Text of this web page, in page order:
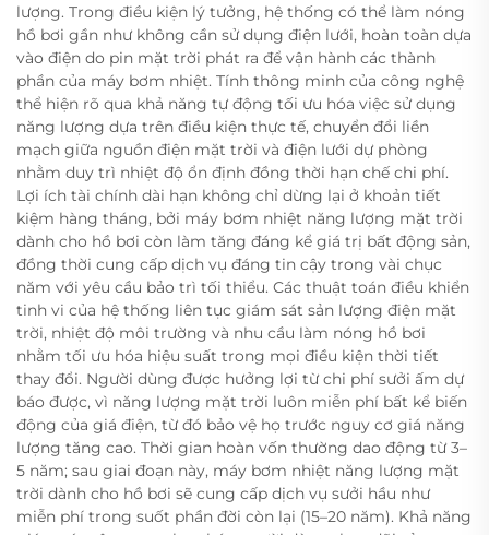
lượng. Trong điều kiện lý tưởng, hệ thống có thể làm nóng
hồ bơi gần như không cần sử dụng điện lưới, hoàn toàn dựa
vào điện do pin mặt trời phát ra để vận hành các thành
phần của máy bơm nhiệt. Tính thông minh của công nghệ
thể hiện rõ qua khả năng tự động tối ưu hóa việc sử dụng
năng lượng dựa trên điều kiện thực tế, chuyển đổi liền
mạch giữa nguồn điện mặt trời và điện lưới dự phòng
nhằm duy trì nhiệt độ ổn định đồng thời hạn chế chi phí.
Lợi ích tài chính dài hạn không chỉ dừng lại ở khoản tiết
kiệm hàng tháng, bởi máy bơm nhiệt năng lượng mặt trời
dành cho hồ bơi còn làm tăng đáng kể giá trị bất động sản,
đồng thời cung cấp dịch vụ đáng tin cậy trong vài chục
năm với yêu cầu bảo trì tối thiểu. Các thuật toán điều khiển
tinh vi của hệ thống liên tục giám sát sản lượng điện mặt
trời, nhiệt độ môi trường và nhu cầu làm nóng hồ bơi
nhằm tối ưu hóa hiệu suất trong mọi điều kiện thời tiết
thay đổi. Người dùng được hưởng lợi từ chi phí sưởi ấm dự
báo được, vì năng lượng mặt trời luôn miễn phí bất kể biến
động của giá điện, từ đó bảo vệ họ trước nguy cơ giá năng
lượng tăng cao. Thời gian hoàn vốn thường dao động từ 3–
5 năm; sau giai đoạn này, máy bơm nhiệt năng lượng mặt
trời dành cho hồ bơi sẽ cung cấp dịch vụ sưởi hầu như
miễn phí trong suốt phần đời còn lại (15–20 năm). Khả năng